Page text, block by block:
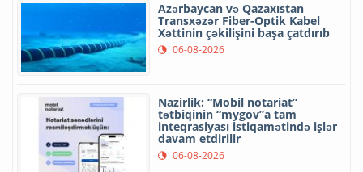
Azərbaycan və Qazaxıstan
Transxəzər Fiber-Optik Kabel
Xəttinin çəkilişini başa çatdırıb
06-08-2026
Nazirlik: “Mobil notariat”
tətbiqinin “mygov”a tam
inteqrasiyası istiqamətində işlər
davam etdirilir
06-08-2026